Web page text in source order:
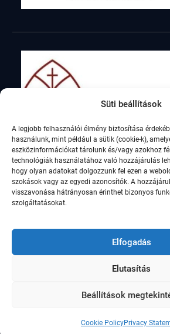
Süti beállítások
A legjobb felhasználói élmény biztosítása
használunk, mint például a sütik (cookie-k),
eszközinformációkat tárolunk és/vagy azokhoz
technológiák használatához való hozzájárulás
hogy olyan adatokat dolgozzunk fel ezen a
szokások vagy az egyedi azonosítók. A
visszavonása hátrányosan érinthet bizonyos
szolgáltatásokat.
Elfogadás
Elutasítás
Beállítások
Cookie PolicyPrivacy
© Szent István Római Katolikus
2021